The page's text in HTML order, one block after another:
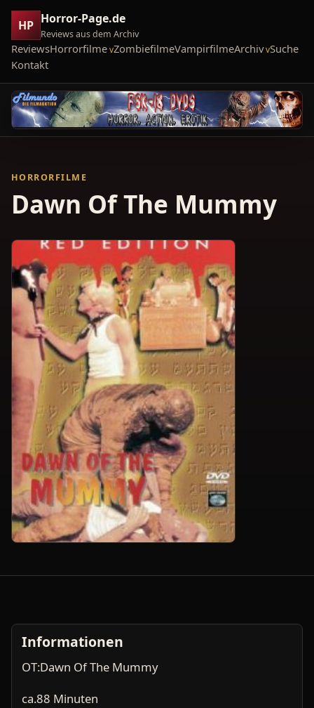
HP Horror-Page.de
Reviews aus dem Archiv
ReviewsHorrorfilme ZombiefilmeVampirfilmeArchiv Suche
Kontakt
HORRORFILME
Dawn Of The Mummy
Informationen
OT:Dawn Of The Mummy
ca.88 Minuten